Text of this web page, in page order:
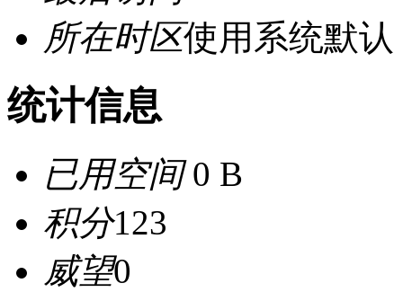
所在时区使用系统默认
统计信息
已用空间0 B
积分123
威望0